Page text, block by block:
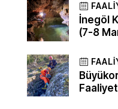
İnegöl
(7-8